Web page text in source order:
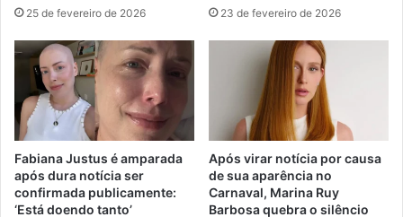
25 de fevereiro de 2026 23 de fevereiro de 2026
Fabiana Justus é amparada
após dura notícia ser
confirmada publicamente:
‘Está doendo tanto’
Após virar notícia por causa
de sua aparência no
Carnaval, Marina Ruy
Barbosa quebra o silêncio